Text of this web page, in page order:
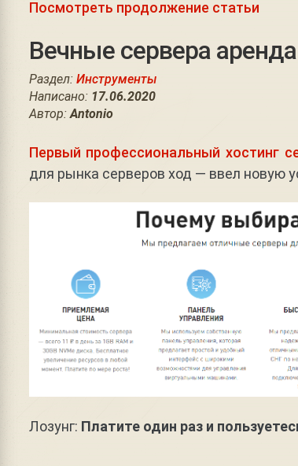
Посмотреть продолжение статьи
Вечные сервера аренда
Раздел: Инструменты
Написано: 17.06.2020
Автор:Antonio
Первый профессиональный хостинг
для рынка серверов ход — ввел новую
Лозунг: Платите один раз и